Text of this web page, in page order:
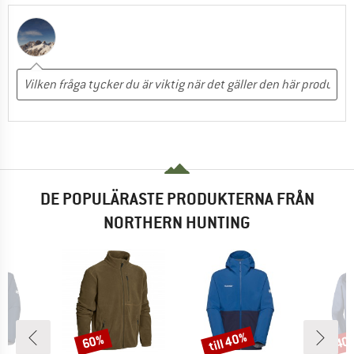
DE POPULÄRASTE PRODUKTERNA FRÅN
NORTHERN HUNTING
Rabatt
60% Rabatt
till 40%